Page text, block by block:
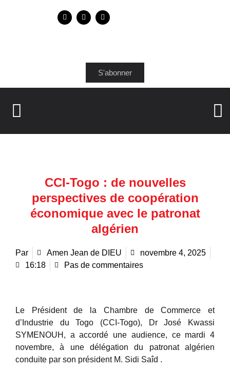
S'abonner
CCI-Togo : de nouvelles
perspectives de coopération
économique avec le patronat
algérien
Par Amen Jean de DIEU
novembre 4, 2025
16:18
Pas de commentaires
Le Président de la Chambre de Commerce et
d’Industrie du Togo (CCI-Togo), Dr José Kwassi
SYMENOUH, a accordé une audience, ce mardi 4
novembre, à une délégation du patronat algérien
conduite par son président M. Sidi Saîd .